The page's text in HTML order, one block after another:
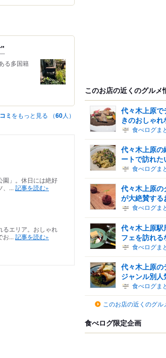
る多国籍
ミ をもっと見る （60人）
園」。休日には絶好
、... 記事を読む»
るエリア。おしゃれ
お... 記事を読む»
このお店の近くのグルメ
代々木上原
きのおしゃ
食べログま
代々木上原
ートで訪れ
食べログま
代々木上原
が大絶賛する
食べログま
代々木上原駅
フェを訪れ
食べログま
代々木上原の
ジャンル別
食べログま
このお店の近くのグ
食べログ限定企画